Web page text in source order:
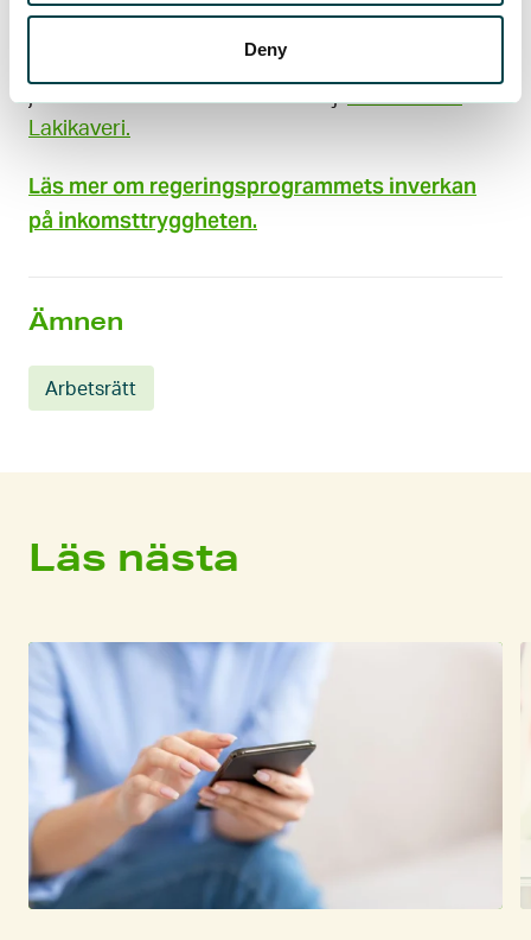
Deny
Ämnen
Arbetsrätt
arbetsrätt med låg tröskel och vid behov kan en
jurist förklara ditt fall mer i detalj.Läs mer om
Lakikaveri.
Läs mer om regeringsprogrammets inverkan
på inkomsttryggheten.
Läs nästa